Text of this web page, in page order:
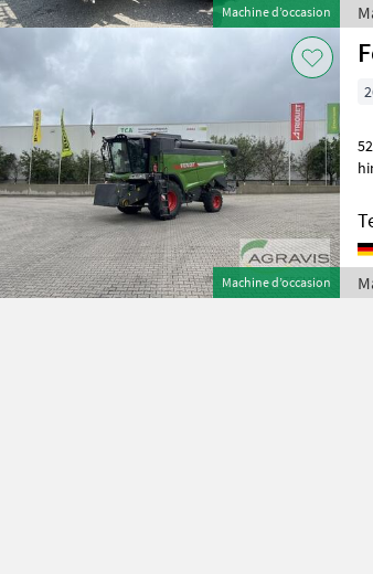
Machine d’occasion
Machine d’occasion
5255 L gebr. Fendt